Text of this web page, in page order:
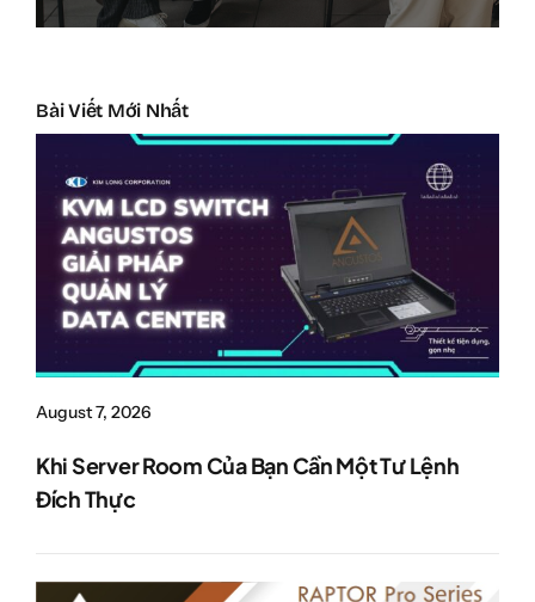
Bài Viết Mới Nhất
August 7, 2026
Khi Server Room Của Bạn Cần Một Tư Lệnh
Đích Thực